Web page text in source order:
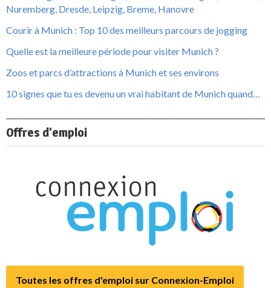
Nuremberg, Dresde, Leipzig, Breme, Hanovre
Courir à Munich : Top 10 des meilleurs parcours de jogging
Quelle est la meilleure période pour visiter Munich ?
Zoos et parcs d’attractions à Munich et ses environs
10 signes que tu es devenu un vrai habitant de Munich quand…
Offres d'emploi
Toutes les offres d'emploi sur Connexion-Emploi